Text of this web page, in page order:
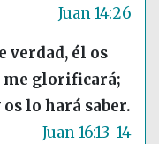
Juan 14:26
verdad, él os
me glorificará;
lo hará saber.
Juan 16:13-14